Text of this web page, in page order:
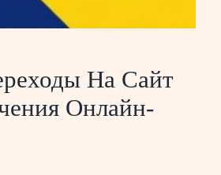
На Сайт
Онлайн-